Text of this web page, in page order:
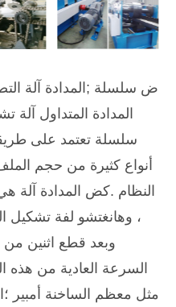
ض سلسلة ;المدادة آلة
سلسلة تعتمد على
أنواع كثيرة من حجم
النظام .كض المدادة آلة
، وهانغتشو لفة تشكيل
وبعد قطع اثنين
مثل معظم الساخنة أمبير